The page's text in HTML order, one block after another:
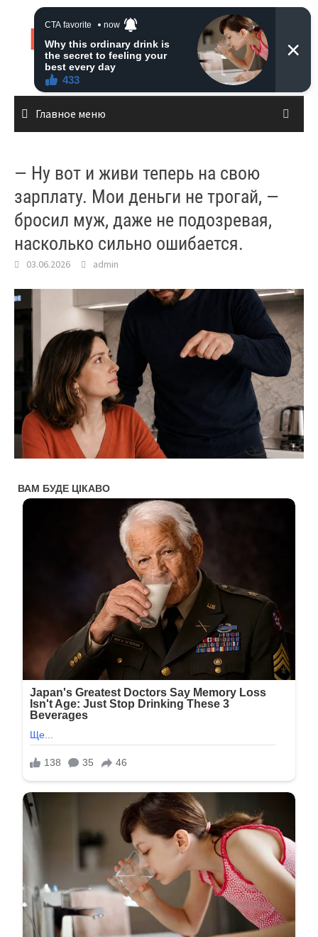
Перейти
содержимому
Live News
Главное меню
— Ну вот и живи теперь на свою
зарплату. Мои деньги не трогай, —
бросил муж, даже не подозревая,
насколько сильно ошибается.
03.06.2026 admin